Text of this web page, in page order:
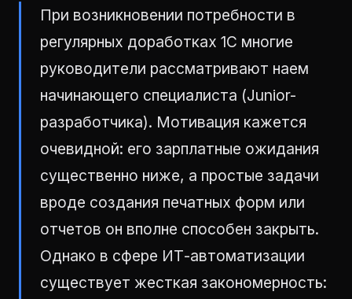
При возникновении потребности в
регулярных доработках 1С многие
руководители рассматривают наем
начинающего специалиста (Junior-
разработчика). Мотивация кажется
очевидной: его зарплатные ожидания
существенно ниже, а простые задачи
вроде создания печатных форм или
отчетов он вполне способен закрыть.
Однако в сфере ИТ-автоматизации
существует жесткая закономерность: